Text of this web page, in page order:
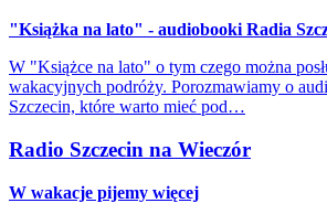
"Książka na lato" - audiobooki Radia
W "Książce na lato" o tym czego można
wakacyjnych podróży. Porozmawiamy o
Szczecin, które warto mieć pod…
Radio Szczecin na Wieczór
W wakacje pijemy więcej